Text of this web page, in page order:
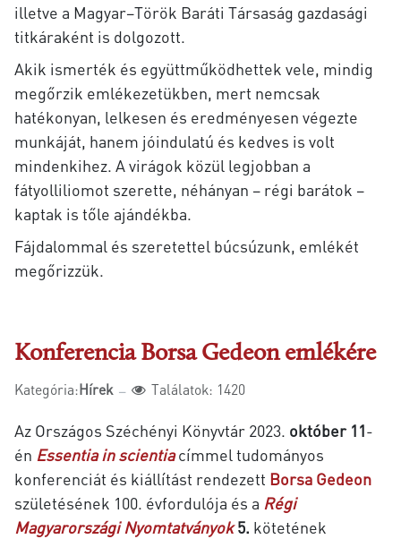
illetve a Magyar–Török Baráti Társaság gazdasági
titkáraként is dolgozott.
Akik ismerték és együttműködhettek vele, mindig
megőrzik emlékezetükben, mert nemcsak
hatékonyan, lelkesen és eredményesen végezte
munkáját, hanem jóindulatú és kedves is volt
mindenkihez. A virágok közül legjobban a
fátyolliliomot szerette, néhányan – régi barátok –
kaptak is tőle ajándékba.
Fájdalommal és szeretettel búcsúzunk, emlékét
megőrizzük.
Konferencia Borsa Gedeon emlékére
Kategória:Hírek Találatok: 1420
Az Országos Széchényi Könyvtár 2023. október 11-
én Essentia in scientiacímmel tudományos
konferenciát és kiállítást rendezett Borsa Gedeon
születésének 100. évfordulója és a Régi
Magyarországi Nyomtatványok5. kötetének